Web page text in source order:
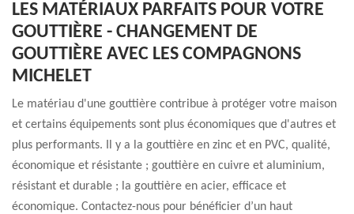
LES MATÉRIAUX PARFAITS POUR VOTRE
GOUTTIÈRE - CHANGEMENT DE
GOUTTIÈRE AVEC LES COMPAGNONS
MICHELET
Le matériau d'une gouttière contribue à protéger votre maison
et certains équipements sont plus économiques que d'autres et
plus performants. Il y a la gouttière en zinc et en PVC, qualité,
économique et résistante ; gouttière en cuivre et aluminium,
résistant et durable ; la gouttière en acier, efficace et
économique. Contactez-nous pour bénéficier d’un haut